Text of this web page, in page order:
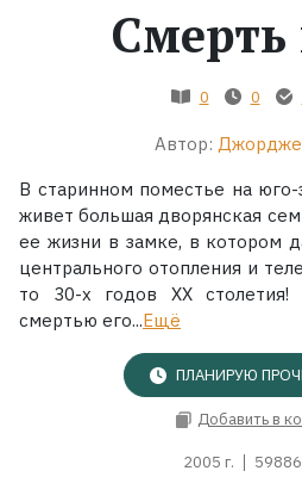
Экранизации
Коллекции
0 0
Автор:
В старинном поместье на
живет большая дворянская
ее жизни в замке, в котором
центрального отопления и
то 30-х годов XX столетия!
смертью его...Ещё
ПЛАНИРУЮ
Добавить в
2005 г.